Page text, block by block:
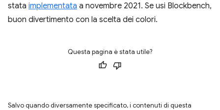
stata implementata a novembre 2021. Se usi Blockbench,
buon divertimento con la scelta dei colori.
Questa pagina è stata utile?
Salvo quando diversamente specificato, i contenuti di questa